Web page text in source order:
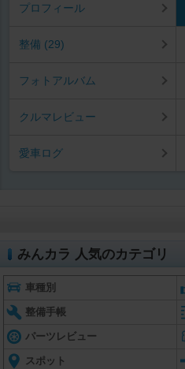
プロフィール
整備 (29)
フォトアルバム
クルマレビュー
愛車ログ
みんカラ 人気のカテゴリ
車種別
整備手帳
パーツレビュー
スポット